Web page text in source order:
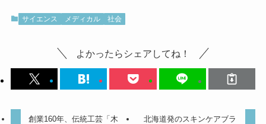
サイエンス メディカル 社会
よかったらシェアしてね！
創業160年、伝統工芸「木
北海道発のスキンケアブラ